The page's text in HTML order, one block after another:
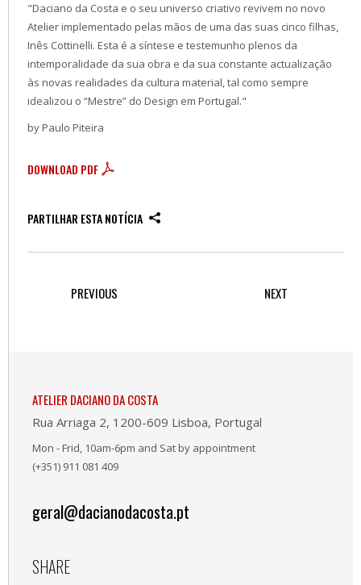
"Daciano da Costa e o seu universo criativo revivem no novo
Atelier implementado pelas mãos de uma das suas cinco filhas,
Inês Cottinelli. Esta é a síntese e testemunho plenos da
intemporalidade da sua obra e da sua constante actualização
às novas realidades da cultura material, tal como sempre
idealizou o “Mestre” do Design em Portugal."
by Paulo Piteira
DOWNLOAD PDF
PARTILHAR ESTA NOTÍCIA
PREVIOUS NEXT
ATELIER DACIANO DA COSTA
Rua Arriaga 2, 1200-609 Lisboa, Portugal
Mon - Frid, 10am-6pm and Sat by appointment
(+351) 911 081 409
geral@dacianodacosta.pt
SHARE